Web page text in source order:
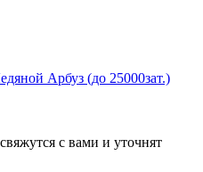
Арбуз (до 25000зат.)
с вами и уточнят